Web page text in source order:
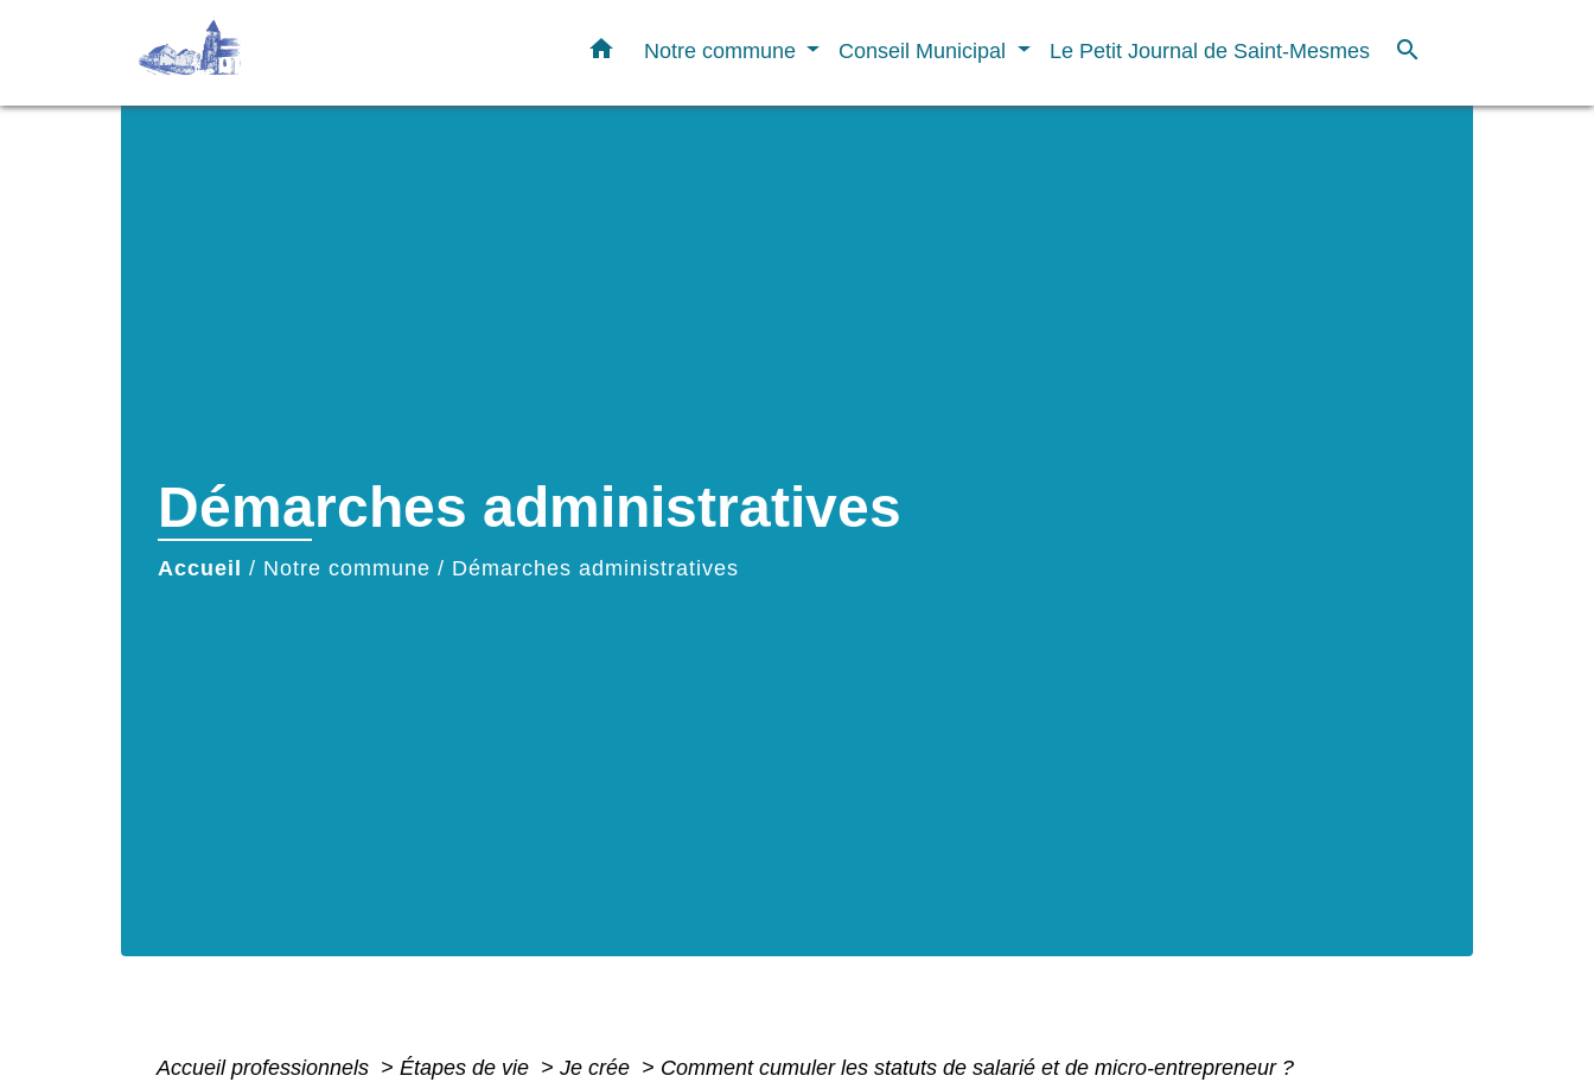
home Notre commune Conseil Municipal Le Petit Journal de Saint-Mesmes search
Démarches administratives
Accueil / Notre commune / Démarches administratives
Accueil professionnels > Étapes de vie > Je crée > Comment cumuler les statuts de salarié et de micro-entrepreneur ?